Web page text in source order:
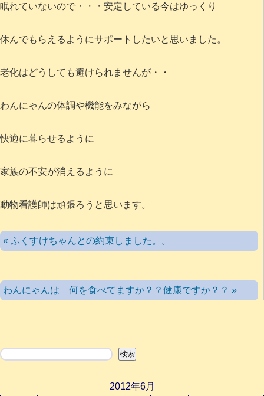
眠れていないので・・・安定している今はゆっくり
休んでもらえるようにサポートしたいと思いました。
老化はどうしても避けられませんが・・
わんにゃんの体調や機能をみながら
快適に暮らせるように
家族の不安が消えるように
動物看護師は頑張ろうと思います。
« ふくすけちゃんとの約束しました。。
わんにゃんは 何を食べてますか？？健康ですか？？ »
検索 検索
2012年6月